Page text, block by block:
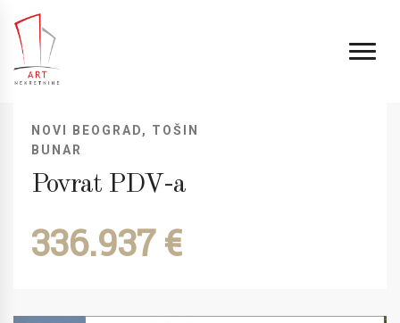
NOVI BEOGRAD, TOŠIN
BUNAR
Povrat PDV-a
336.937 €